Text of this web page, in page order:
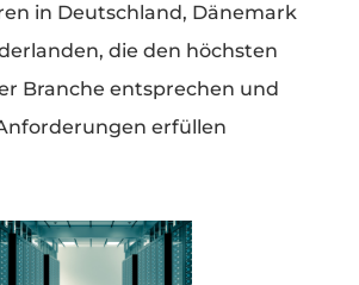
in Deutschland, Dänemark
die den höchsten
Branche entsprechen und
erfüllen